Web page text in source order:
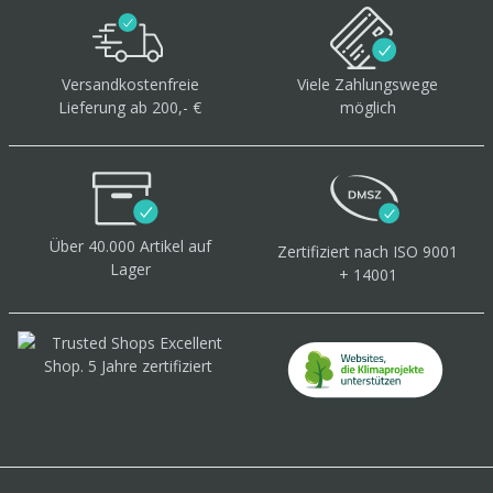
Versandkostenfreie
Lieferung ab 200,- €
Viele Zahlungswege
möglich
Über 40.000 Artikel auf
Lager
Zertifiziert nach ISO 9001
+ 14001